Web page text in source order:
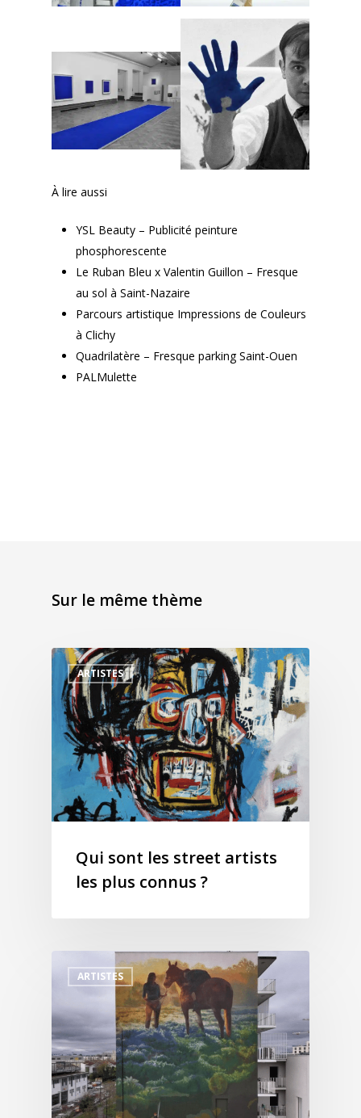
À lire aussi
YSL Beauty – Publicité peinture
phosphorescente
Le Ruban Bleu x Valentin Guillon – Fresque
au sol à Saint-Nazaire
Parcours artistique Impressions de Couleurs
à Clichy
Quadrilatère – Fresque parking Saint-Ouen
PALMulette
Sur le même thème
ARTISTES
Qui sont les street artists
les plus connus ?
ARTISTES